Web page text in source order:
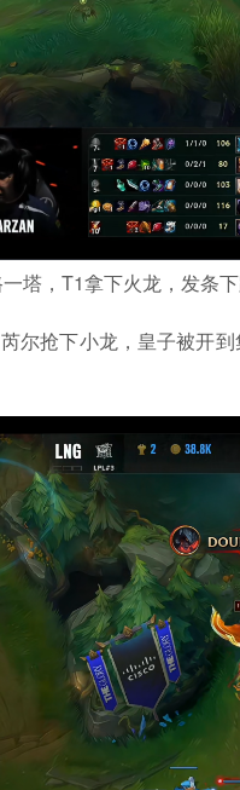
塔，T1拿下火龙，发条下
尔抢下小龙，皇子被开